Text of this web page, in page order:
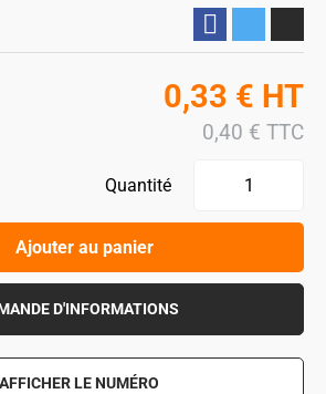
0,33 € HT
0,40 € TTC
Quantité
Ajouter au panier
D'INFORMATIONS
AFFICHER LE NUMÉRO